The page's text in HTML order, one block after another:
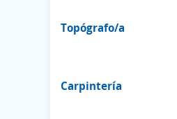
Topógrafo/a
Carpintería